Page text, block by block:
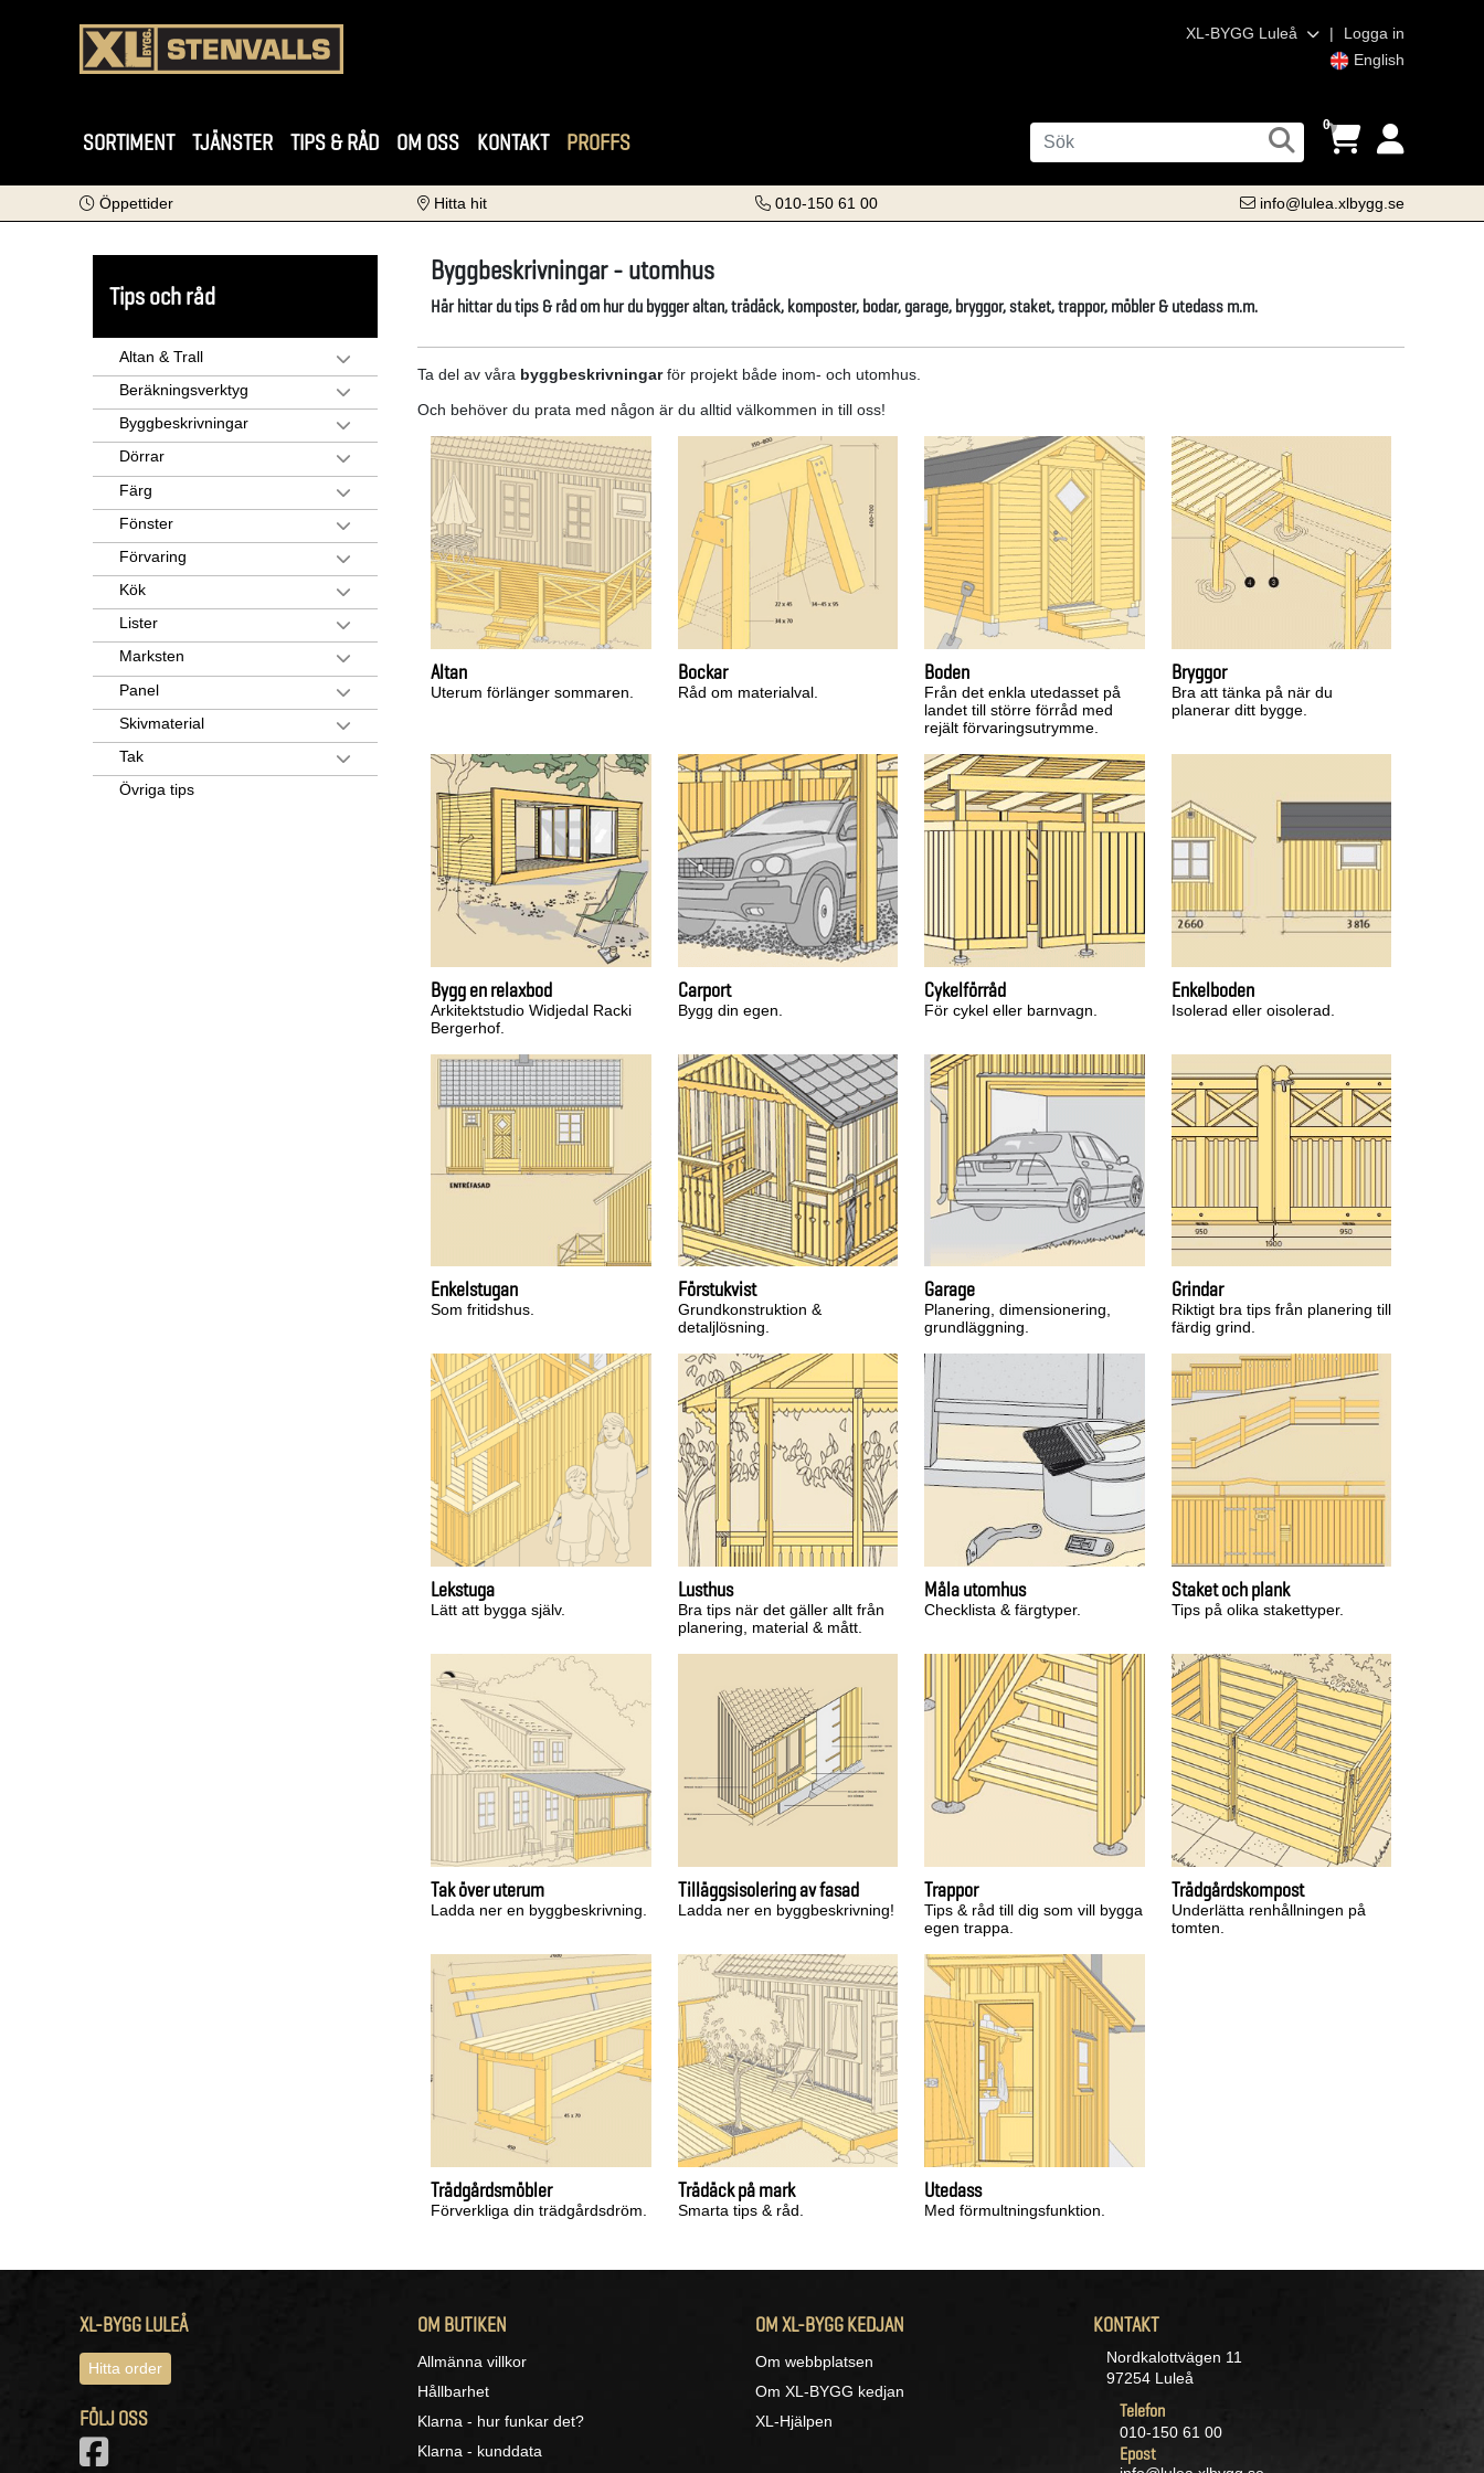
XL-BYGG Luleå |
Logga in
English
SORTIMENT TJÄNSTER TIPS & RÅD OM OSS KONTAKT PROFFS
0
Öppettider Hitta hit 010-150 61 00 info@lulea.xlbygg.se
Tips och råd
Altan & Trall
Beräkningsverktyg
Byggbeskrivningar
Dörrar
Färg
Fönster
Förvaring
Kök
Lister
Marksten
Panel
Skivmaterial
Tak
Övriga tips
Byggbeskrivningar - utomhus
Här hittar du tips & råd om hur du bygger altan, trädäck, komposter, bodar, garage, bryggor, staket, trappor, möbler & utedass m.m.
Ta del av våra byggbeskrivningarför projekt både inom- och utomhus.
Och behöver du prata med någon är du alltid välkommen in till oss!
Altan
Uterum förlänger sommaren.
Bockar
Råd om materialval.
Boden
Från det enkla utedasset på
landet till större förråd med
rejält förvaringsutrymme.
Bryggor
Bra att tänka på när du
planerar ditt bygge.
Bygg en relaxbod
Arkitektstudio Widjedal Racki
Bergerhof.
Carport
Bygg din egen.
Cykelförråd
För cykel eller barnvagn.
Enkelboden
Isolerad eller oisolerad.
Enkelstugan
Som fritidshus.
Förstukvist
Grundkonstruktion &
detaljlösning.
Garage
Planering, dimensionering,
grundläggning.
Grindar
Riktigt bra tips från planering till
färdig grind.
Lekstuga
Lätt att bygga själv.
Lusthus
Bra tips när det gäller allt från
planering, material & mått.
Måla utomhus
Checklista & färgtyper.
Staket och plank
Tips på olika stakettyper.
Tak över uterum
Ladda ner en byggbeskrivning.
Tilläggsisolering av fasad
Ladda ner en byggbeskrivning!
Trappor
Tips & råd till dig som vill bygga
egen trappa.
Trädgårdskompost
Underlätta renhållningen på
tomten.
Trädgårdsmöbler
Förverkliga din trädgårdsdröm.
Trädäck på mark
Smarta tips & råd.
Utedass
Med förmultningsfunktion.
XL-BYGG LULEÅ
Hitta order
FÖLJ OSS
OM BUTIKEN
Allmänna villkor
Hållbarhet
Klarna - hur funkar det?
Klarna - kunddata
OM XL-BYGG KEDJAN
Om webbplatsen
Om XL-BYGG kedjan
XL-Hjälpen
KONTAKT
Nordkalottvägen 11
97254 Luleå
Telefon
010-150 61 00
Epost